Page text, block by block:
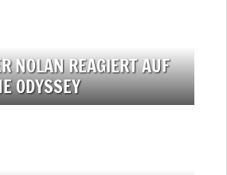
NOLAN REAGIERT AUF
ODYSSEY